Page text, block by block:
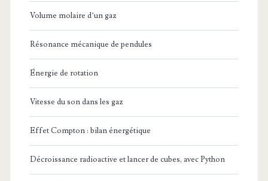
Volume molaire d’un gaz
Résonance mécanique de pendules
Énergie de rotation
Vitesse du son dans les gaz
Effet Compton : bilan énergétique
Décroissance radioactive et lancer de cubes, avec Python